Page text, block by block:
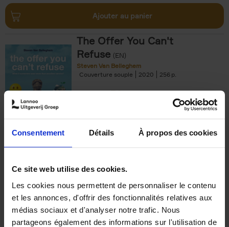
Consentement Détails À propos des cookies
Ce site web utilise des cookies.
Les cookies nous permettent de personnaliser le contenu
et les annonces, d'offrir des fonctionnalités relatives aux
médias sociaux et d'analyser notre trafic. Nous
partageons également des informations sur l'utilisation de
Ajouter au panier
The Offer You Can't
Refuse (EN)
Steven Van Belleghem
Couverture souple
2020 256
€37,50
Building Bonds = Building
Business
Jochen Roef Jozefien De Feyter
Carolien Boom
Couverture souple
2025 200